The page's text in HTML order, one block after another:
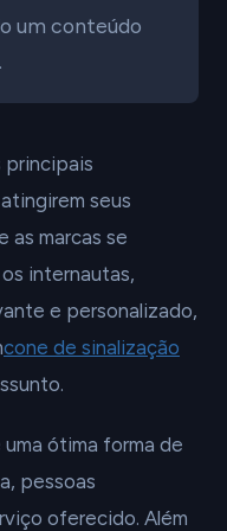
um conteúdo
principais
seus
as marcas se
internautas,
e personalizado,
cone de sinalização
ótima forma de
pessoas
oferecido. Além